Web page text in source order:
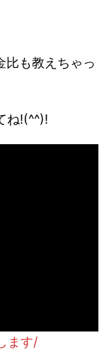
比も教えちゃっ
ね!(^^)!
ます/